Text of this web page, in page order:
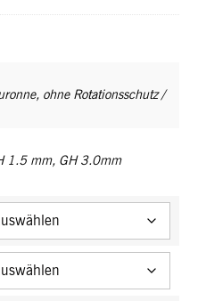
, ohne Rotationsschutz /
1.5 mm, GH 3.0mm